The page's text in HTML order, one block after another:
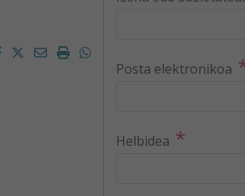
Facebook
Twitter
EmailImprimirWhatsapp
Posta elektronikoa
Helbidea *